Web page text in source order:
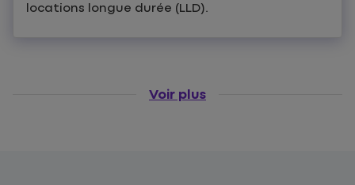
locations longue durée (LLD).
Voir plus